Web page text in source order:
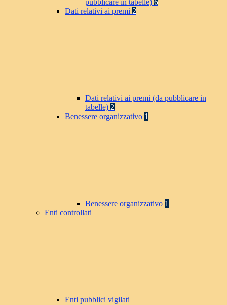
pubblicare in tabelle) 6
Dati relativi ai premi 2
Dati relativi ai premi (da pubblicare in
tabelle) 2
Benessere organizzativo 1
Benessere organizzativo 1
Enti controllati
Enti pubblici vigilati